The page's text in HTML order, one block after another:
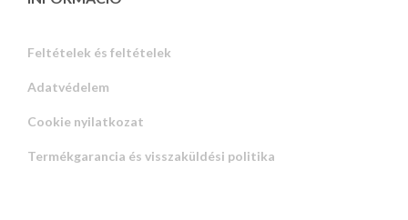
Feltételek és feltételek
Adatvédelem
Cookie nyilatkozat
Termékgarancia és visszaküldési politika